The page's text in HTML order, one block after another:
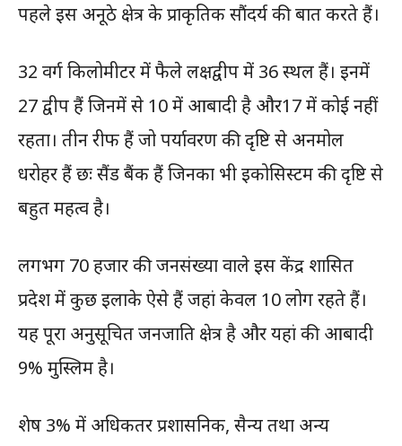
पहले इस अनूठे क्षेत्र के प्राकृतिक सौंदर्य की बात करते हैं।
32 वर्ग किलोमीटर में फैले लक्षद्वीप में 36 स्थल हैं। इनमें
27 द्वीप हैं जिनमें से 10 में आबादी है और17 में कोई नहीं
रहता। तीन रीफ हैं जो पर्यावरण की दृष्टि से अनमोल
धरोहर हैं छः सैंड बैंक हैं जिनका भी इकोसिस्टम की दृष्टि से
बहुत महत्व है।
लगभग 70 हजार की जनसंख्या वाले इस केंद्र शासित
प्रदेश में कुछ इलाके ऐसे हैं जहां केवल 10 लोग रहते हैं।
यह पूरा अनुसूचित जनजाति क्षेत्र है और यहां की आबादी
9% मुस्लिम है।
शेष 3% में अधिकतर प्रशासनिक, सैन्य तथा अन्य